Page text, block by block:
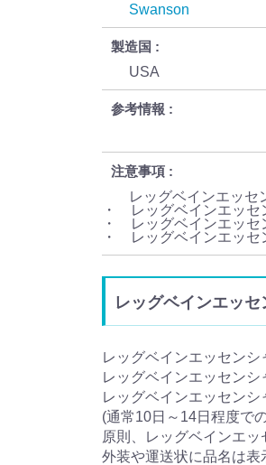
Swanson
製造国
USA
参考情報
注意事項
レッグベインエッセ
・ レッグベインエッセ
・ レッグベインエッセ
・ レッグベインエッセ
レッグベインエッ
レッグベインエッセンシ
レッグベインエッセンシ
レッグベインエッセン
(通常10日～14日程度で
原則、レッグベインエッ
外装や運送状に品名は表